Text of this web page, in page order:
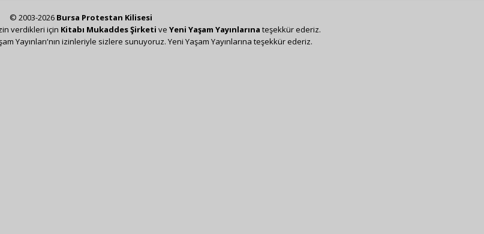
© 2003-2026 Bursa Protestan Kilisesi
verdikleri için Kitabı Mukaddes Şirketi ve Yeni Yaşam Yayınlarına teşekkür ederiz.
Yayınları'nın izinleriyle sizlere sunuyoruz. Yeni Yaşam Yayınlarına teşekkür ederiz.